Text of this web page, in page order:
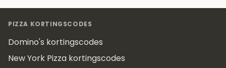
PIZZA KORTINGSCODES
Domino's kortingscodes
New York Pizza kortingscodes